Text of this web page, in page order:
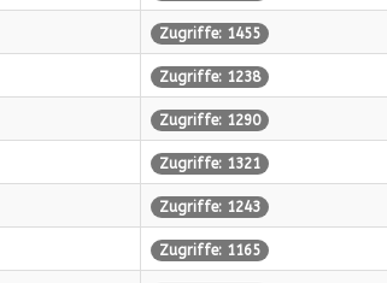
Zugriffe: 1455
Zugriffe: 1238
Zugriffe: 1290
Zugriffe: 1321
Zugriffe: 1243
Zugriffe: 1165